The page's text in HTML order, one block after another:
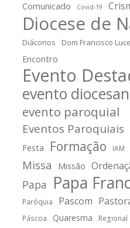
Comunicado Covid-19
Diocese de
Diáconos Dom Francisco
Encontro
Evento
evento
evento paroquial
Eventos Paroquiais
Festa Formação IAM
Missa Missão
Papa Papa
Paróquia Pascom
Páscoa Quaresma Regional